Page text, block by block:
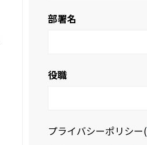
部署名
役職
プライバシーポリシー(